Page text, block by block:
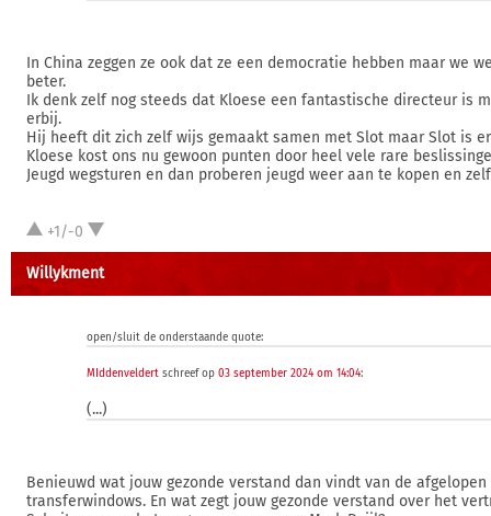
In China zeggen ze ook dat ze een democratie hebben maar we
beter.
Ik denk zelf nog steeds dat Kloese een fantastische directeur is
erbij.
Hij heeft dit zich zelf wijs gemaakt samen met Slot maar Slot is
Kloese kost ons nu gewoon punten door heel vele rare
Jeugd wegsturen en dan proberen jeugd weer aan te kopen en
+1/-0
Willykment
open/sluit de onderstaande quote:
MIddenveldert schreef op03 september 2024 om 14:04:
(...)
Benieuwd wat jouw gezonde verstand dan vindt van de
transferwindows. En wat zegt jouw gezonde verstand over het